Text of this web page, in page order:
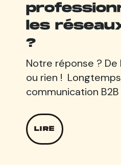
les
?
Notre réponse ?
ou rien !
communication
LIRE